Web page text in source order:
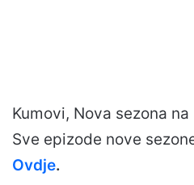
Kumovi, Nova sezona na
Sve epizode nove
Ovdje.